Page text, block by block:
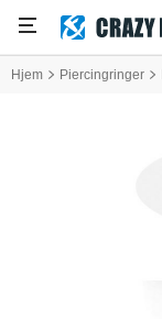
Hjem Piercingringer